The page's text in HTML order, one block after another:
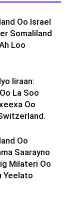
Oo Israel
Somaliland
Loo
Iiraan:
La Soo
Oo
Oo
Saarayno
Milateri Oo
Yeelato